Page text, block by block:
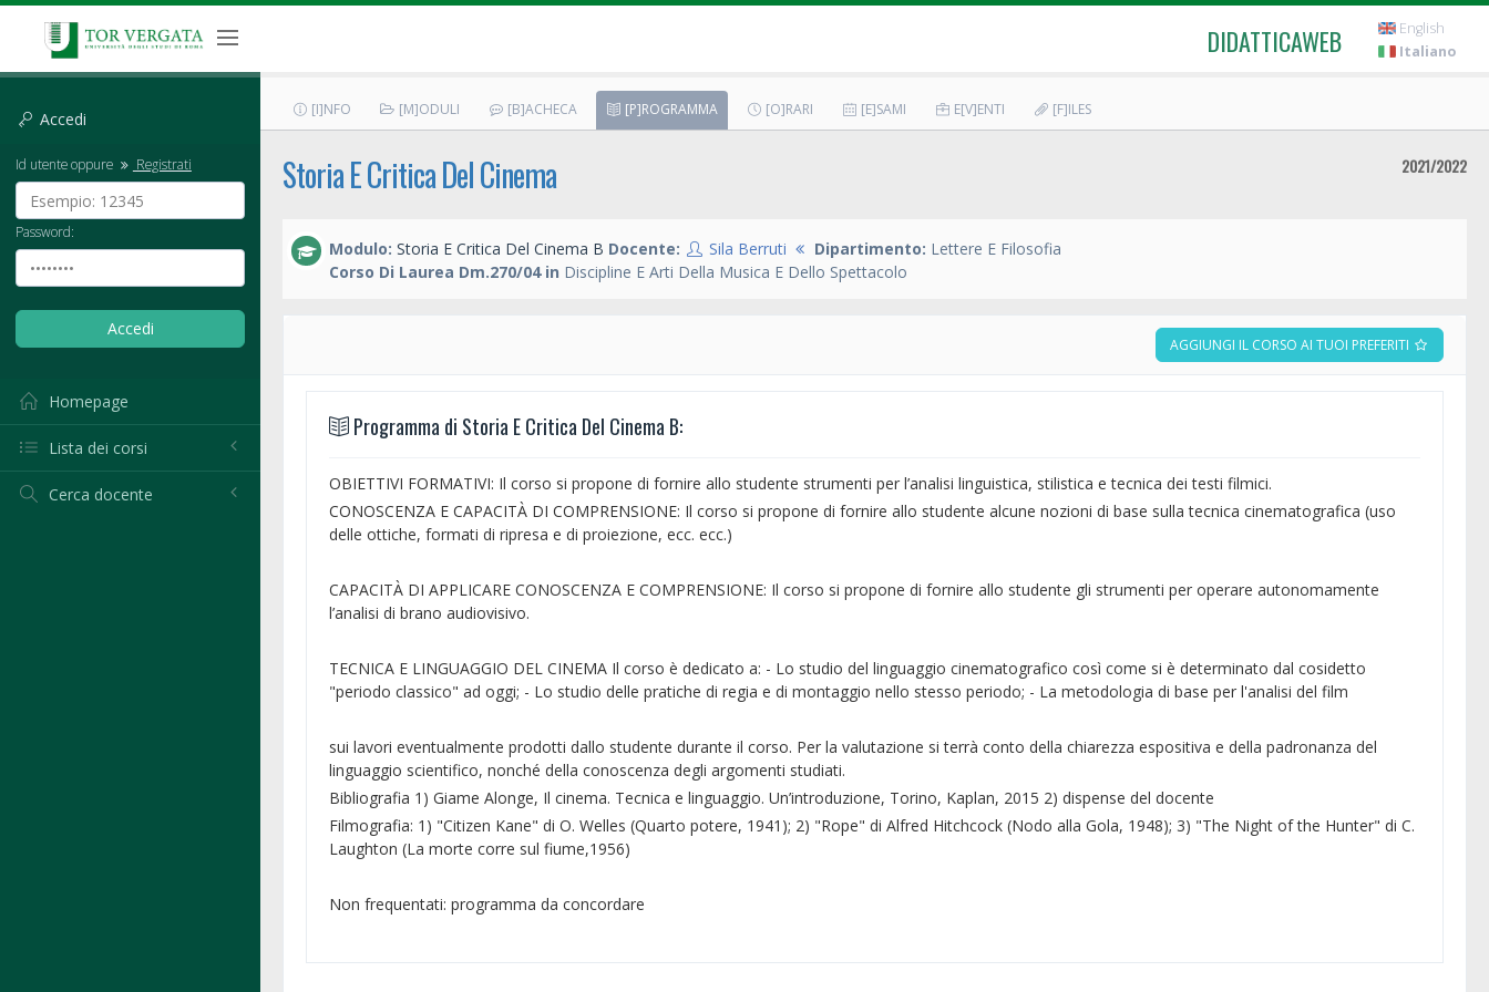
DIDATTICAWEB
English
Italiano
Accedi
Id utente oppure Registrati
Password:
Homepage
Lista dei corsi
Cerca docente
[I]NFO [M]ODULI [B]ACHECA [P]ROGRAMMA [O]RARI [E]SAMI E[V]ENTI [F]ILES
Storia E Critica Del Cinema 2021/2022
Modulo: Storia E Critica Del Cinema B Docente: Sila Berruti Dipartimento: Lettere E Filosofia
Corso Di Laurea Dm.270/04 in Discipline E Arti Della Musica E Dello Spettacolo
AGGIUNGI IL CORSO AI TUOI PREFERITI
Programma di Storia E Critica Del Cinema B:
OBIETTIVI FORMATIVI: Il corso si propone di fornire allo studente strumenti per l’analisi linguistica, stilistica e tecnica dei testi filmici.
CONOSCENZA E CAPACITÀ DI COMPRENSIONE: Il corso si propone di fornire allo studente alcune nozioni di base sulla tecnica cinematografica (uso
delle ottiche, formati di ripresa e di proiezione, ecc. ecc.)
CAPACITÀ DI APPLICARE CONOSCENZA E COMPRENSIONE: Il corso si propone di fornire allo studente gli strumenti per operare autonomamente
l’analisi di brano audiovisivo.
TECNICA E LINGUAGGIO DEL CINEMA Il corso è dedicato a: - Lo studio del linguaggio cinematografico così come si è determinato dal cosidetto
"periodo classico" ad oggi; - Lo studio delle pratiche di regia e di montaggio nello stesso periodo; - La metodologia di base per l'analisi del film
sui lavori eventualmente prodotti dallo studente durante il corso. Per la valutazione si terrà conto della chiarezza espositiva e della padronanza del
linguaggio scientifico, nonché della conoscenza degli argomenti studiati.
Bibliografia 1) Giame Alonge, Il cinema. Tecnica e linguaggio. Un’introduzione, Torino, Kaplan, 2015 2) dispense del docente
Filmografia: 1) "Citizen Kane" di O. Welles (Quarto potere, 1941); 2) "Rope" di Alfred Hitchcock (Nodo alla Gola, 1948); 3) "The Night of the Hunter" di C.
Laughton (La morte corre sul fiume,1956)
Non frequentati: programma da concordare